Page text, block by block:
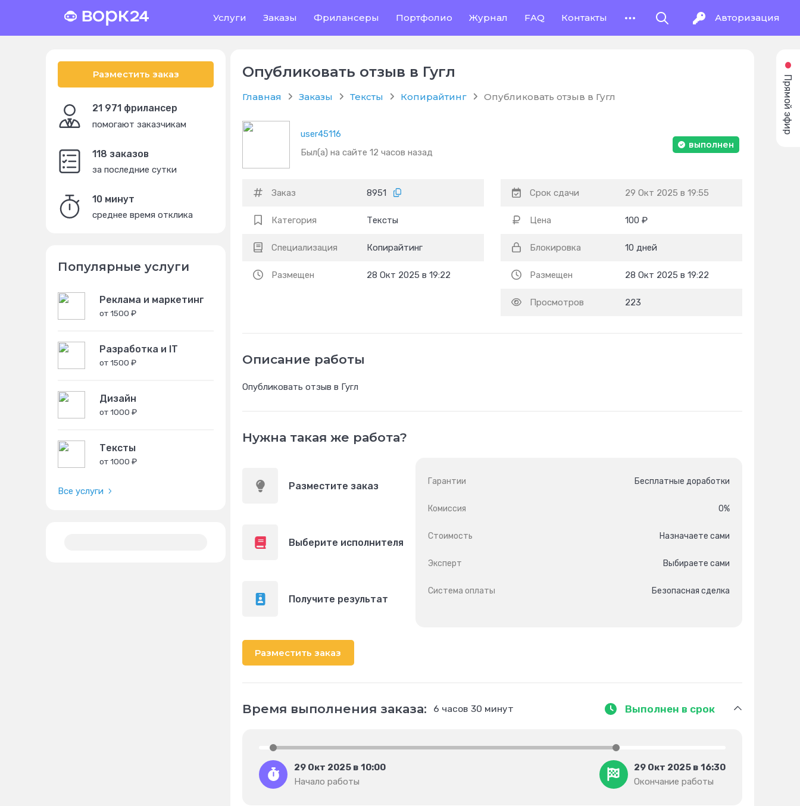
Услуги Заказы Фрилансеры Портфолио Журнал FAQ Контакты Авторизация
Разместить заказ
21 971 фрилансер
помогают заказчикам
118 заказов
за последние сутки
10 минут
среднее время отклика
Популярные услуги
Реклама и маркетинг
от 1500 ₽
Разработка и IT
от 1500 ₽
Дизайн
от 1000 ₽
Тексты
от 1000 ₽
Все услуги
Опубликовать отзыв в Гугл
Главная Заказы Тексты Копирайтинг Опубликовать отзыв в Гугл
user45116
Был(а) на сайте 12 часов назад
выполнен
Заказ 8951
Категория Тексты
Специализация Копирайтинг
Размещен 28 Окт 2025 в 19:22
Срок сдачи 29 Окт 2025 в 19:55
Цена 100 ₽
Блокировка 10 дней
Размещен 28 Окт 2025 в 19:22
Просмотров 223
Описание работы
Опубликовать отзыв в Гугл
Нужна такая же работа?
Разместите заказ
Выберите исполнителя
Получите результат
Гарантии Бесплатные доработки
Комиссия 0%
Стоимость Назначаете сами
Эксперт Выбираете сами
Система оплаты Безопасная сделка
Разместить заказ
Время выполнения заказа: 6 часов 30 минут Выполнен в срок
29 Окт 2025 в 10:00
Начало работы
29 Окт 2025 в 16:30
Окончание работы
Прямой эфир